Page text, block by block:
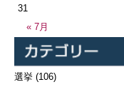
« 7月
31
選挙 (106)